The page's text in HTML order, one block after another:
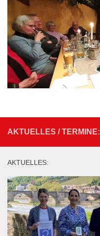
AKTUELLES / TERMINE:
AKTUELLES: